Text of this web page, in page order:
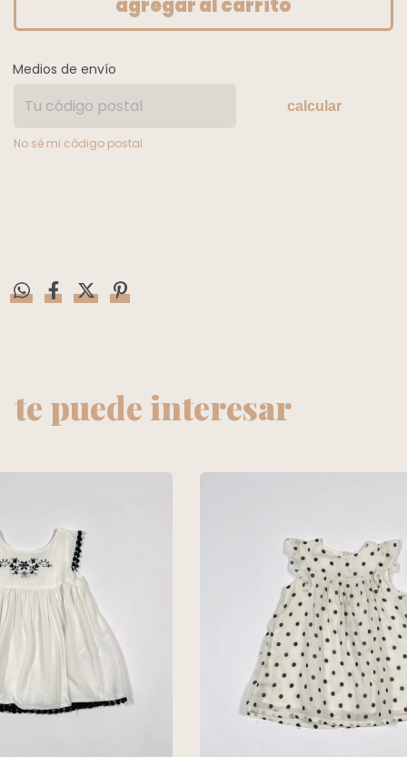
Medios de envío
calcular
No sé mi código postal
te puede interesar